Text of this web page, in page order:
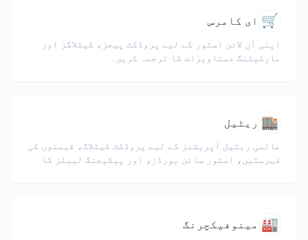
🛒 ای کامرس
اپنی آن لائن اسٹور کے لیے پروڈکٹ پیجز، کیٹلاگز اور
مارکیٹنگ دستاویزات کا ترجمہ کریں۔
🏬 ریٹیل
عالمی ریٹیل آپریشنز کے لیے پروڈکٹ کیٹلاگ، قیمتوں کی
فہرستیں، اسٹور سائن بورڈز، اور پیکیجنگ لیبلز کا
🏭 مینوفیکچرنگ